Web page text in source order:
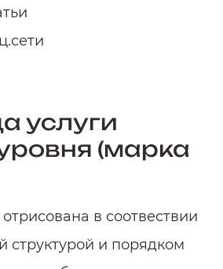
услуги
(марка
в соотвествии
структурой и порядком